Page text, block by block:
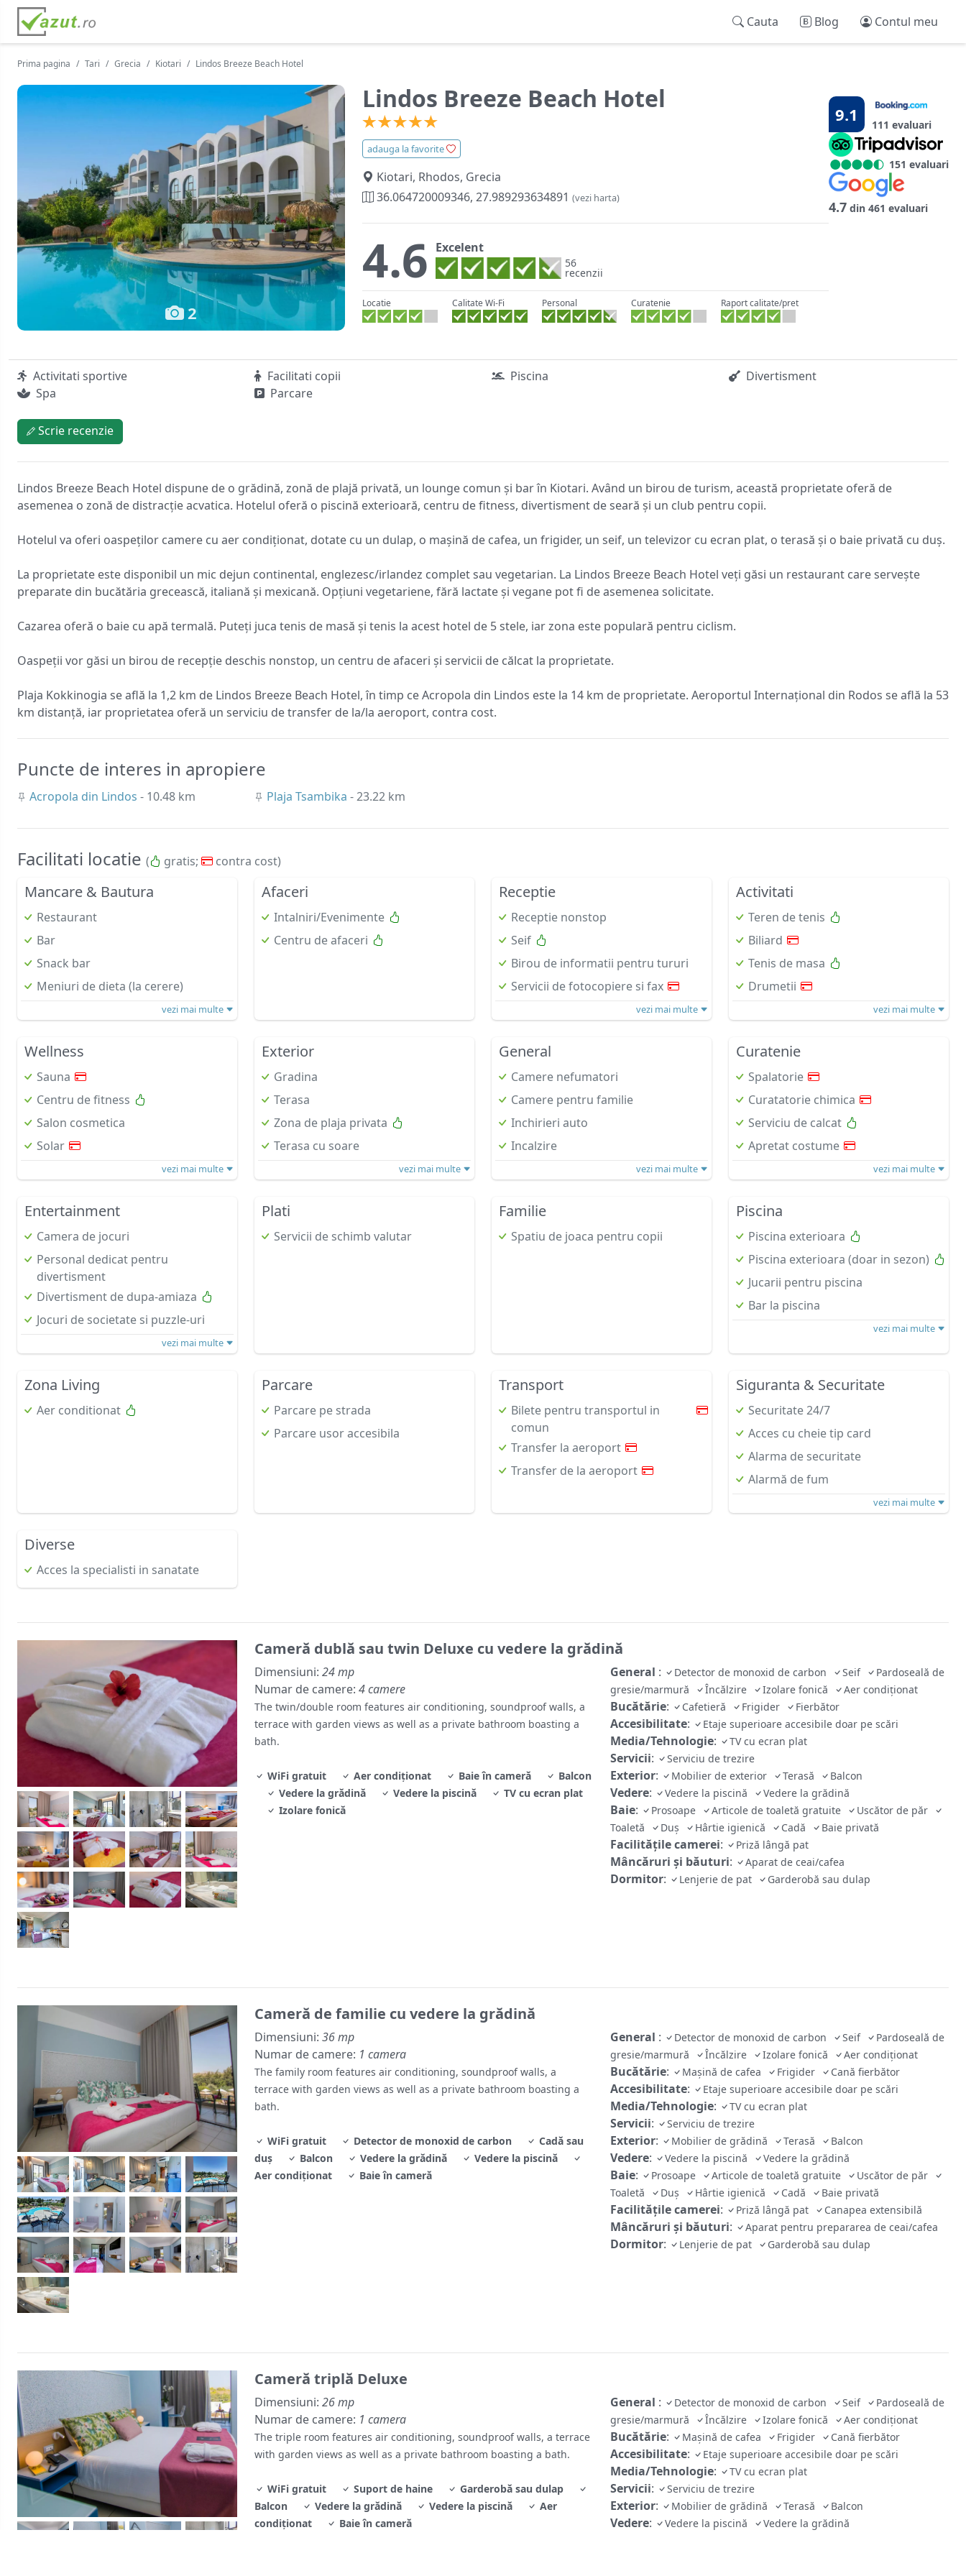
Cauta Blog Contul meu
Prima pagina Tari Grecia Kiotari Lindos Breeze Beach Hotel
2
Lindos Breeze Beach Hotel
adauga la favorite
Kiotari, Rhodos, Grecia
36.064720009346, 27.989293634891(vezi harta)
4.6 Excelent
56
recenzii
Locatie Calitate Wi-Fi Personal Curatenie Raport calitate/pret
9.1 111 evaluari
151 evaluari
4.7din 461 evaluari
Activitati sportive Facilitati copii Piscina
Divertisment
Spa
Parcare
Scrie recenzie
Lindos Breeze Beach Hotel dispune de o grădină, zonă de plajă privată, un lounge comun și bar în Kiotari. Având un birou de turism, această proprietate oferă de
asemenea o zonă de distracție acvatica. Hotelul oferă o piscină exterioară, centru de fitness, divertisment de seară și un club pentru copii.
Hotelul va oferi oaspeților camere cu aer condiționat, dotate cu un dulap, o mașină de cafea, un frigider, un seif, un televizor cu ecran plat, o terasă și o baie privată cu duș.
La proprietate este disponibil un mic dejun continental, englezesc/irlandez complet sau vegetarian. La Lindos Breeze Beach Hotel veți găsi un restaurant care servește
preparate din bucătăria grecească, italiană și mexicană. Opțiuni vegetariene, fără lactate și vegane pot fi de asemenea solicitate.
Cazarea oferă o baie cu apă termală. Puteți juca tenis de masă și tenis la acest hotel de 5 stele, iar zona este populară pentru ciclism.
Oaspeții vor găsi un birou de recepție deschis nonstop, un centru de afaceri și servicii de călcat la proprietate.
Plaja Kokkinogia se află la 1,2 km de Lindos Breeze Beach Hotel, în timp ce Acropola din Lindos este la 14 km de proprietate. Aeroportul Internațional din Rodos se află la 53
km distanță, iar proprietatea oferă un serviciu de transfer de la/la aeroport, contra cost.
Puncte de interes in apropiere
Acropola din Lindos - 10.48 km Plaja Tsambika - 23.22 km
Facilitati locatie ( gratis; contra cost)
Mancare & Bautura
Restaurant
Bar
Snack bar
Meniuri de dieta (la cerere)
vezi mai multe
Afaceri
Intalniri/Evenimente
Centru de afaceri
Receptie
Receptie nonstop
Seif
Birou de informatii pentru tururi
Servicii de fotocopiere si fax
vezi mai multe
Activitati
Teren de tenis
Biliard
Tenis de masa
Drumetii
vezi mai multe
Wellness
Sauna
Centru de fitness
Salon cosmetica
Solar
vezi mai multe
Exterior
Gradina
Terasa
Zona de plaja privata
Terasa cu soare
vezi mai multe
General
Camere nefumatori
Camere pentru familie
Inchirieri auto
Incalzire
vezi mai multe
Curatenie
Spalatorie
Curatatorie chimica
Serviciu de calcat
Apretat costume
vezi mai multe
Entertainment
Camera de jocuri
Personal dedicat pentru
divertisment
Divertisment de dupa-amiaza
Jocuri de societate si puzzle-uri
vezi mai multe
Plati
Servicii de schimb valutar
Familie
Spatiu de joaca pentru copii
Piscina
Piscina exterioara
Piscina exterioara (doar in sezon)
Jucarii pentru piscina
Bar la piscina
vezi mai multe
Zona Living
Aer conditionat
Parcare
Parcare pe strada
Parcare usor accesibila
Transport
Bilete pentru transportul in
comun
Transfer la aeroport
Transfer de la aeroport
Siguranta & Securitate
Securitate 24/7
Acces cu cheie tip card
Alarma de securitate
Alarmă de fum
vezi mai multe
Diverse
Acces la specialisti in sanatate
Cameră dublă sau twin Deluxe cu vedere la grădină
Dimensiuni: 24 mp
Numar de camere: 4 camere
The twin/double room features air conditioning, soundproof walls, a
terrace with garden views as well as a private bathroom boasting a
bath.
WiFi gratuit Aer condiționat Baie în cameră
Balcon
Vedere la grădină
Vedere la piscină
TV cu ecran plat
Izolare fonică
General : Detector de monoxid de carbon Seif
Pardoseală de
gresie/marmură
Încălzire Izolare fonică Aer condiționat
Bucătărie: Cafetieră Frigider Fierbător
Accesibilitate: Etaje superioare accesibile doar pe scări
Media/Tehnologie: TV cu ecran plat
Servicii: Serviciu de trezire
Exterior: Mobilier de exterior Terasă Balcon
Vedere: Vedere la piscină Vedere la grădină
Baie: Prosoape Articole de toaletă gratuite
Uscător de păr
Toaletă
Duș Hârtie igienică Cadă Baie privată
Facilităţile camerei: Priză lângă pat
Mâncăruri și băuturi: Aparat de ceai/cafea
Dormitor: Lenjerie de pat Garderobă sau dulap
Cameră de familie cu vedere la grădină
Dimensiuni: 36 mp
Numar de camere: 1 camera
The family room features air conditioning, soundproof walls, a
terrace with garden views as well as a private bathroom boasting a
bath.
WiFi gratuit Detector de monoxid de carbon
Cadă sau
duş
Balcon Vedere la grădină
Vedere la piscină
Aer condiţionat
Baie în cameră
General : Detector de monoxid de carbon Seif
Pardoseală de
gresie/marmură
Încălzire Izolare fonică Aer condiţionat
Bucătărie: Mașină de cafea Frigider Cană fierbător
Accesibilitate: Etaje superioare accesibile doar pe scări
Media/Tehnologie: TV cu ecran plat
Servicii: Serviciu de trezire
Exterior: Mobilier de grădină Terasă Balcon
Vedere: Vedere la piscină Vedere la grădină
Baie: Prosoape Articole de toaletă gratuite
Uscător de păr
Toaletă
Duş Hârtie igienică Cadă Baie privată
Facilităţile camerei: Priză lângă pat Canapea extensibilă
Mâncăruri și băuturi: Aparat pentru prepararea de ceai/cafea
Dormitor: Lenjerie de pat Garderobă sau dulap
Cameră triplă Deluxe
Dimensiuni: 26 mp
Numar de camere: 1 camera
The triple room features air conditioning, soundproof walls, a terrace
with garden views as well as a private bathroom boasting a bath.
WiFi gratuit Suport de haine
Garderobă sau dulap
Balcon
Vedere la grădină Vedere la piscină
Aer
condiţionat
Baie în cameră
General : Detector de monoxid de carbon Seif
Pardoseală de
gresie/marmură
Încălzire Izolare fonică Aer condiţionat
Bucătărie: Mașină de cafea Frigider Cană fierbător
Accesibilitate: Etaje superioare accesibile doar pe scări
Media/Tehnologie: TV cu ecran plat
Servicii: Serviciu de trezire
Exterior: Mobilier de grădină Terasă Balcon
Vedere: Vedere la piscină Vedere la grădină